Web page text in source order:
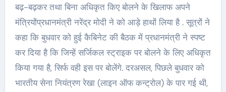
बढ़-बढ़कर तथा बिना अधिकृत किए बोलने के खिलाफ अपने
मंत्रियोंप्रधानमंत्री नरेंद्र मोदी ने को आड़े हाथों लिया है . सूत्रों ने
कहा कि बुधवार को हुई कैबिनेट की बैठक में प्रधानमंत्री ने स्पष्ट
कर दिया है कि जिन्हें सर्जिकल स्ट्राइक पर बोलने के लिए अधिकृत
किया गया है, सिर्फ वही इस पर बोलेंगे. दरअसल, पिछले बुधवार को
भारतीय सेना नियंत्रण रेखा (लाइन ऑफ कन्ट्रोल) के पार गई थी,